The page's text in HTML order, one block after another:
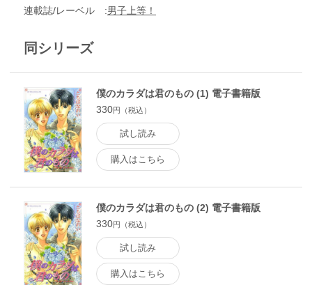
連載誌/レーベル
男子上等！
同シリーズ
僕のカラダは君のもの (1) 電子書籍版
330円（税込）
試し読み
購入はこちら
僕のカラダは君のもの (2) 電子書籍版
330円（税込）
試し読み
購入はこちら